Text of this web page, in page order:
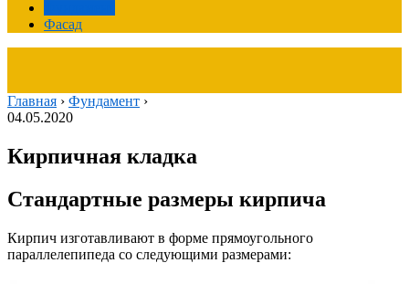
Фасад
Главная › Фундамент ›
04.05.2020
Кирпичная кладка
Стандартные размеры кирпича
Кирпич изготавливают в форме прямоугольного
параллелепипеда со следующими размерами: